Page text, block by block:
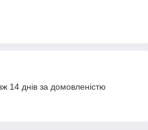
14 днів за домовленістю